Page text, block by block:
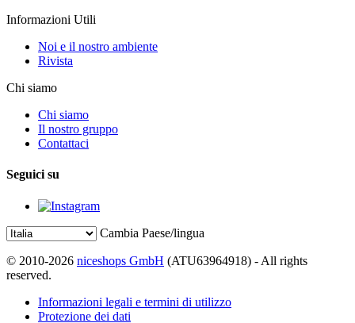
Informazioni Utili
Noi e il nostro ambiente
Rivista
Chi siamo
Chi siamo
Il nostro gruppo
Contattaci
Seguici su
Cambia Paese/lingua
© 2010-2026 niceshops GmbH (ATU63964918) - All rights
reserved.
Informazioni legali e termini di utilizzo
Protezione dei dati